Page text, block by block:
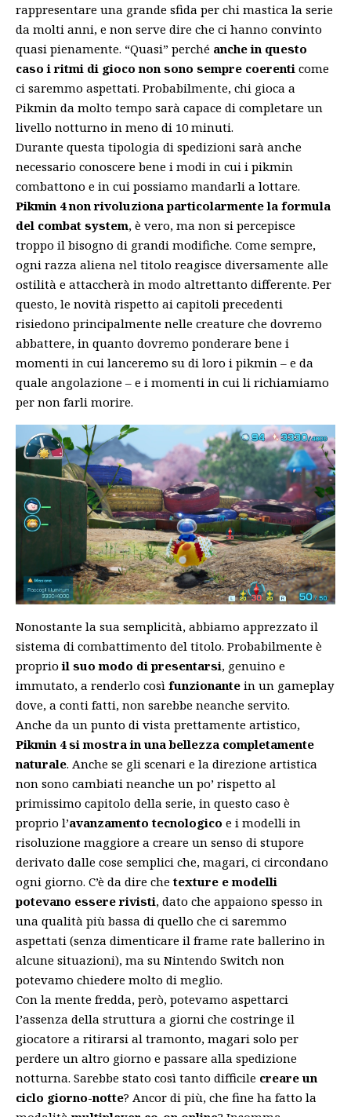
rappresentare una grande sfida per chi mastica la serie
da molti anni, e non serve dire che ci hanno convinto
quasi pienamente. “Quasi” perché anche in questo
caso i ritmi di gioco non sono sempre coerenti come
ci saremmo aspettati. Probabilmente, chi gioca a
Pikmin da molto tempo sarà capace di completare un
livello notturno in meno di 10 minuti.
Durante questa tipologia di spedizioni sarà anche
necessario conoscere bene i modi in cui i pikmin
combattono e in cui possiamo mandarli a lottare.
Pikmin 4 non rivoluziona particolarmente la formula
del combat system, è vero, ma non si percepisce
troppo il bisogno di grandi modifiche. Come sempre,
ogni razza aliena nel titolo reagisce diversamente alle
ostilità e attaccherà in modo altrettanto differente. Per
questo, le novità rispetto ai capitoli precedenti
risiedono principalmente nelle creature che dovremo
abbattere, in quanto dovremo ponderare bene i
momenti in cui lanceremo su di loro i pikmin – e da
quale angolazione – e i momenti in cui li richiamiamo
per non farli morire.
Nonostante la sua semplicità, abbiamo apprezzato il
sistema di combattimento del titolo. Probabilmente è
proprioil suo modo di presentarsi, genuino e
immutato, a renderlo così funzionante in un gameplay
dove, a conti fatti, non sarebbe neanche servito.
Anche da un punto di vista prettamente artistico,
Pikmin 4 si mostra in una bellezza completamente
naturale. Anche se gli scenari e la direzione artistica
non sono cambiati neanche un po’ rispetto al
primissimo capitolo della serie, in questo caso è
proprio l’avanzamento tecnologico e i modelli in
risoluzione maggiore a creare un senso di stupore
derivato dalle cose semplici che, magari, ci circondano
ogni giorno. C’è da dire chetexture e modelli
potevano essere rivisti, dato che appaiono spesso in
una qualità più bassa di quello che ci saremmo
aspettati (senza dimenticare il frame rate ballerino in
alcune situazioni), ma su Nintendo Switch non
potevamo chiedere molto di meglio.
Con la mente fredda, però, potevamo aspettarci
l’assenza della struttura a giorni che costringe il
giocatore a ritirarsi al tramonto, magari solo per
perdere un altro giorno e passare alla spedizione
notturna. Sarebbe stato così tanto difficile creare un
ciclo giorno-notte? Ancor di più, che fine ha fatto la